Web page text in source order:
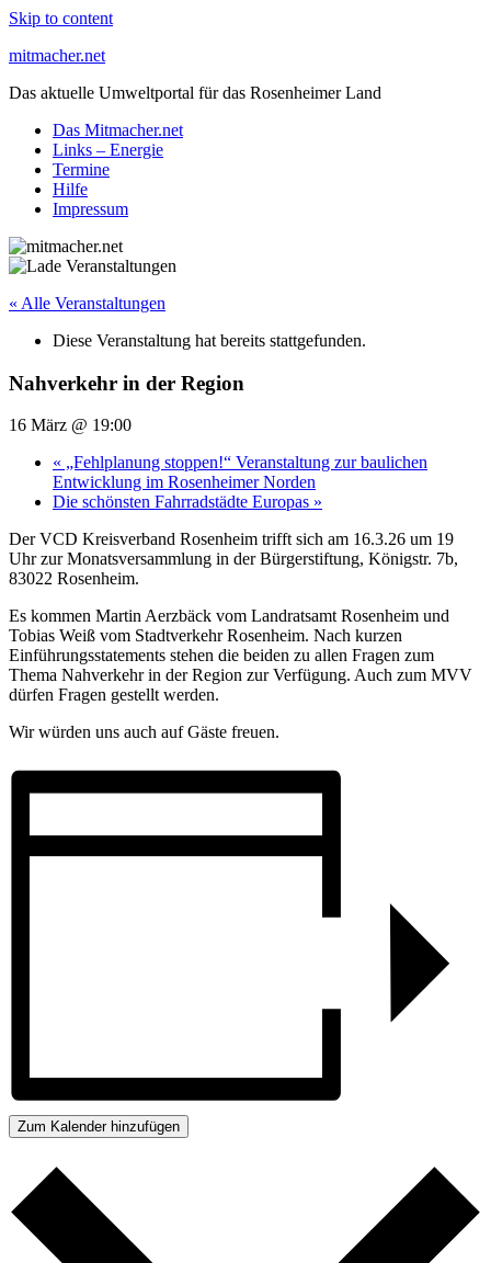
Skip to content
mitmacher.net
Das aktuelle Umweltportal für das Rosenheimer Land
Das Mitmacher.net
Links – Energie
Termine
Hilfe
Impressum
« Alle Veranstaltungen
Diese Veranstaltung hat bereits stattgefunden.
Nahverkehr in der Region
16 März @ 19:00
« „Fehlplanung stoppen!“ Veranstaltung zur baulichen
Entwicklung im Rosenheimer Norden
Die schönsten Fahrradstädte Europas »
Der VCD Kreisverband Rosenheim trifft sich am 16.3.26 um 19
Uhr zur Monatsversammlung in der Bürgerstiftung, Königstr. 7b,
83022 Rosenheim.
Es kommen Martin Aerzbäck vom Landratsamt Rosenheim und
Tobias Weiß vom Stadtverkehr Rosenheim. Nach kurzen
Einführungsstatements stehen die beiden zu allen Fragen zum
Thema Nahverkehr in der Region zur Verfügung. Auch zum MVV
dürfen Fragen gestellt werden.
Wir würden uns auch auf Gäste freuen.
Zum Kalender hinzufügen